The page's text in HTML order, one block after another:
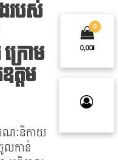
របស់
រោម
ត្តម
ណៈនិកាយ
លកាន់
0
0,00៛